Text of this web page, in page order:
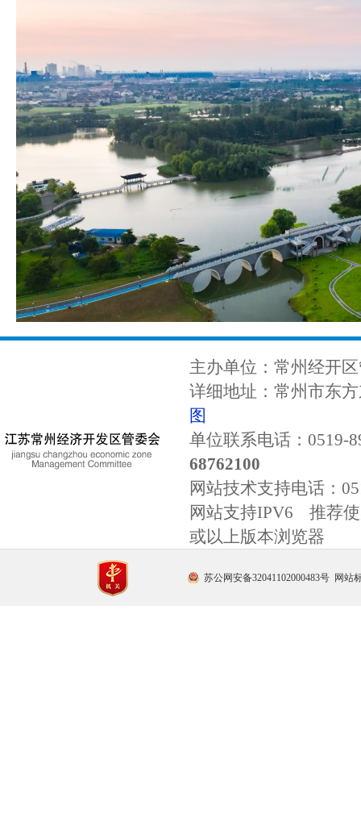
主办单位：常州经开
详细地址：常州市东
图
单位联系电话：0519-
68762100
网站技术支持电话：
网站支持IPV6 推荐使
或以上版本浏览器
苏公网安备32041102000483号 网站